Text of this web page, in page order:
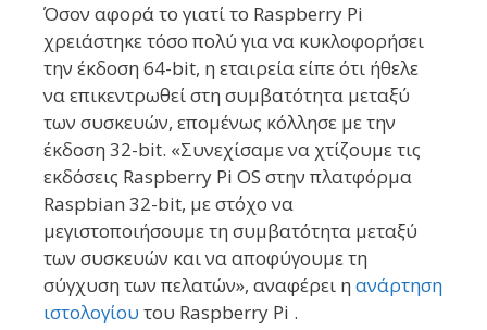
Όσον αφορά το γιατί το Raspberry Pi
χρειάστηκε τόσο πολύ για να κυκλοφορήσει
την έκδοση 64-bit, η εταιρεία είπε ότι ήθελε
να επικεντρωθεί στη συμβατότητα μεταξύ
των συσκευών, επομένως κόλλησε με την
έκδοση 32-bit. «Συνεχίσαμε να χτίζουμε τις
εκδόσεις Raspberry Pi OS στην πλατφόρμα
Raspbian 32-bit, με στόχο να
μεγιστοποιήσουμε τη συμβατότητα μεταξύ
των συσκευών και να αποφύγουμε τη
σύγχυση των πελατών», αναφέρει η ανάρτηση
ιστολογίου του Raspberry Pi .